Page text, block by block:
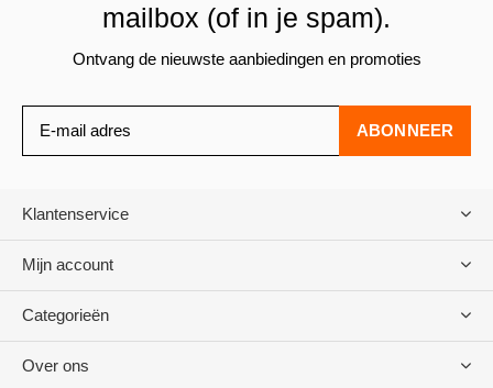
mailbox (of in je spam).
Ontvang de nieuwste aanbiedingen en promoties
ABONNEER
Klantenservice
Mijn account
Categorieën
Over ons